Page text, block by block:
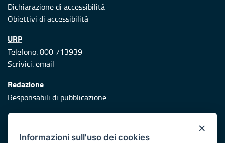
Dichiarazione di accessibilità
Obiettivi di accessibilità
URP
Telefono: 800 713939
Scrivici:email
Redazione
Responsabili di pubblicazione
Protezione civile
Vai al sito di Protezione Civile Puglia
×
Informazioni sull'uso dei cookies